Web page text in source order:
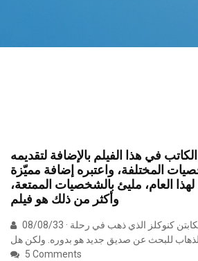
في هذا الفيلم بالإضافة لتقديمه
المختلفة، واعتبره إضافة مميّزة
لهذا العام، مليئ بالشخصيات الممتعة،
وأكثر من ذلك هو فيلم
08/08/33 · فلاب جاك يشتاق إلى الكابتن كنوكلز الذي ذهب في رحلة
5 Comments